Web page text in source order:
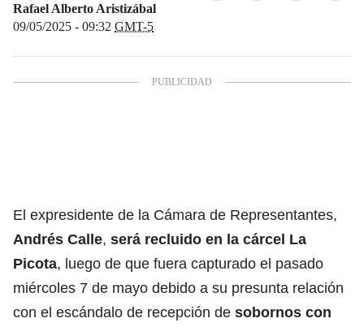
Rafael Alberto Aristizábal
09/05/2025 - 09:32 GMT-5
El expresidente de la Cámara de Representantes,
Andrés Calle, será recluido en la cárcel La
Picota, luego de que fuera capturado el pasado
miércoles 7 de mayo debido a su presunta relación
con el escándalo de recepción de sobornos con